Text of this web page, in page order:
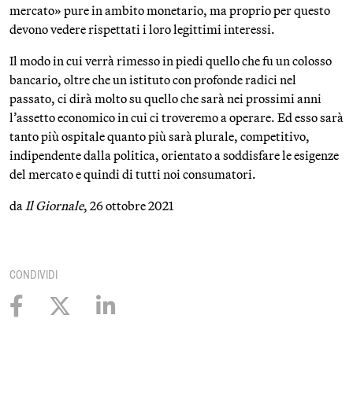
mercato» pure in ambito monetario, ma proprio per questo
devono vedere rispettati i loro legittimi interessi.
Il modo in cui verrà rimesso in piedi quello che fu un colosso
bancario, oltre che un istituto con profonde radici nel
passato, ci dirà molto su quello che sarà nei prossimi anni
l’assetto economico in cui ci troveremo a operare. Ed esso sarà
tanto più ospitale quanto più sarà plurale, competitivo,
indipendente dalla politica, orientato a soddisfare le esigenze
del mercato e quindi di tutti noi consumatori.
daIl Giornale, 26 ottobre 2021
CONDIVIDI